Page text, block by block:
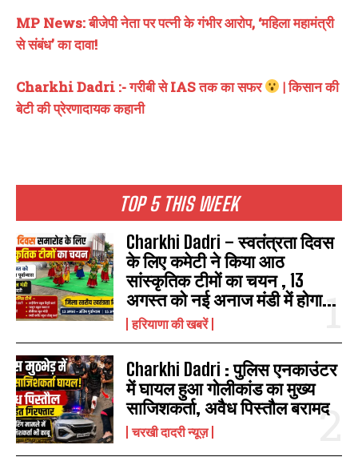
TOP 5 THIS WEEK
Charkhi Dadri – स्वतंत्रता दिवस
के लिए कमेटी ने किया आठ
सांस्कृतिक टीमों का चयन , 13
अगस्त को नई अनाज मंडी में होगा...
हरियाणा की खबरें
Charkhi Dadri : पुलिस एनकाउंटर
में घायल हुआ गोलीकांड का मुख्य
साजिशकर्ता, अवैध पिस्तौल बरामद
चरखी दादरी न्यूज़
MP News: बीजेपी नेता पर पत्नी के गंभीर आरोप, ‘महिला महामंत्री
से संबंध’ का दावा!
Charkhi Dadri :- गरीबी से IAS तक का सफर
| किसान की
बेटी की प्रेरणादायक कहानी